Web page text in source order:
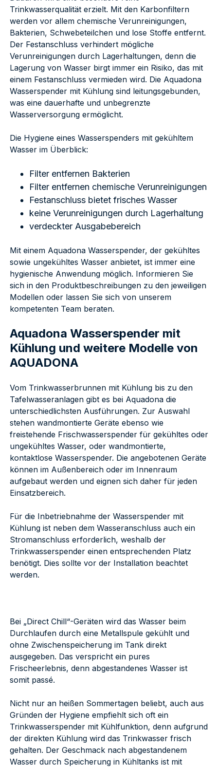
Trinkwasserqualität erzielt. Mit den Karbonfiltern
werden vor allem chemische Verunreinigungen,
Bakterien, Schwebeteilchen und lose Stoffe entfernt.
Der Festanschluss verhindert mögliche
Verunreinigungen durch Lagerhaltungen, denn die
Lagerung von Wasser birgt immer ein Risiko, das mit
einem Festanschluss vermieden wird. Die Aquadona
Wasserspender mit Kühlung sind leitungsgebunden,
was eine dauerhafte und unbegrenzte
Wasserversorgung ermöglicht.
Die Hygiene eines Wasserspenders mit gekühltem
Wasser im Überblick:
Filter entfernen Bakterien
Filter entfernen chemische Verunreinigungen
Festanschluss bietet frisches Wasser
keine Verunreinigungen durch Lagerhaltung
verdeckter Ausgabebereich
Mit einem Aquadona Wasserspender, der gekühltes
sowie ungekühltes Wasser anbietet, ist immer eine
hygienische Anwendung möglich. Informieren Sie
sich in den Produktbeschreibungen zu den jeweiligen
Modellen oder lassen Sie sich von unserem
kompetenten Team beraten.
Aquadona Wasserspender mit
Kühlung und weitere Modelle von
AQUADONA
Vom Trinkwasserbrunnen mit Kühlung bis zu den
Tafelwasseranlagen gibt es bei Aquadona die
unterschiedlichsten Ausführungen. Zur Auswahl
stehen wandmontierte Geräte ebenso wie
freistehende Frischwasserspender für gekühltes oder
ungekühltes Wasser, oder wandmontierte,
kontaktlose Wasserspender. Die angebotenen Geräte
können im Außenbereich oder im Innenraum
aufgebaut werden und eignen sich daher für jeden
Einsatzbereich.
Für die Inbetriebnahme der Wasserspender mit
Kühlung ist neben dem Wasseranschluss auch ein
Stromanschluss erforderlich, weshalb der
Trinkwasserspender einen entsprechenden Platz
benötigt. Dies sollte vor der Installation beachtet
werden.
Bei „Direct Chill“-Geräten wird das Wasser beim
Durchlaufen durch eine Metallspule gekühlt und
ohne Zwischenspeicherung im Tank direkt
ausgegeben. Das verspricht ein pures
Frischeerlebnis, denn abgestandenes Wasser ist
somit passé.
Nicht nur an heißen Sommertagen beliebt, auch aus
Gründen der Hygiene empfiehlt sich oft ein
Trinkwasserspender mit Kühlfunktion, denn aufgrund
der direkten Kühlung wird das Trinkwasser frisch
gehalten. Der Geschmack nach abgestandenem
Wasser durch Speicherung in Kühltanks ist mit